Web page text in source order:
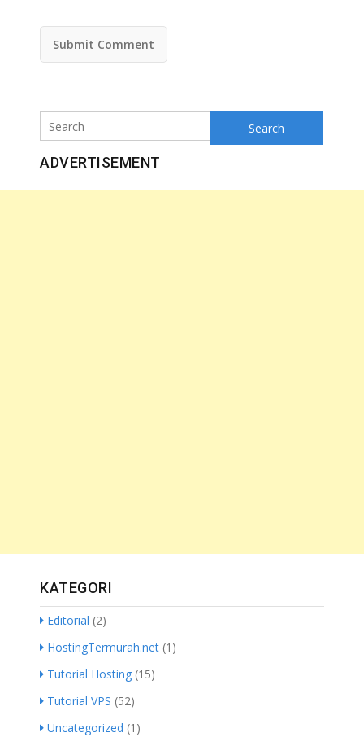
Search
ADVERTISEMENT
KATEGORI
Editorial (2)
HostingTermurah.net (1)
Tutorial Hosting (15)
Tutorial VPS (52)
Uncategorized (1)